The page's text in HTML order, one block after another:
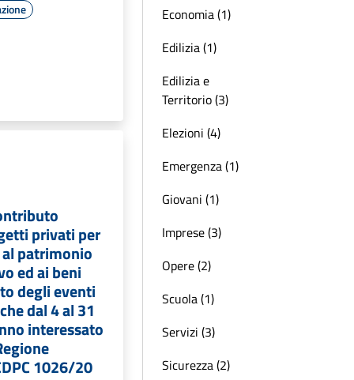
privati per
patrimonio
ed ai beni
degli eventi
dal 4 al 31
interessato
1026/20
Economia (1)
Edilizia (1)
Edilizia e
Territorio (3)
Elezioni (4)
Emergenza (1)
Giovani (1)
Imprese (3)
Opere (2)
Scuola (1)
Servizi (3)
Sicurezza (2)